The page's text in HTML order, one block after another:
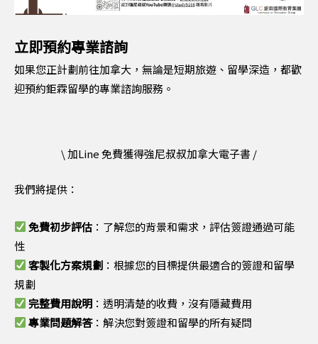
立即預約專業諮詢
如果您正計劃前往加拿大，無論是短期旅遊、留學深造，都歡
迎預約鉅霖留學的專業諮詢服務。
\ 加Line 免費獲得強尼叔叔加拿大電子書 /
我們將提供：
免費初步評估 ：了解您的背景和需求，評估簽證通過可能
性
客製化方案規劃 ：根據您的目標提供最適合的簽證和留學
規劃
完整費用說明 ：透明清楚的收費，沒有隱藏費用
專業問題解答：解決您對簽證和留學的所有疑問